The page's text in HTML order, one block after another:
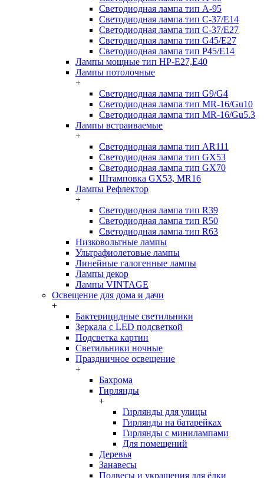
Светодиодная лампа тип A-95
Светодиодная лампа тип C-37/Е14
Светодиодная лампа тип C-37/Е27
Светодиодная лампа тип G45/E27
Светодиодная лампа тип P45/E14
Лампы мощные тип HP-E27,E40
Лампы потолочные
+
Светодиодная лампа тип G9/G4
Светодиодная лампа тип MR-16/Gu10
Светодиодная лампа тип MR-16/Gu5.3
Лампы встраиваемые
+
Светодиодная лампа тип AR111
Светодиодная лампа тип GX53
Светодиодная лампа тип GX70
Штамповка GX53, MR16
Лампы Рефлектор
+
Светодиодная лампа тип R39
Светодиодная лампа тип R50
Светодиодная лампа тип R63
Низковольтные лампы
Ультрафиолетовые лампы
Линейные галогенные лампы
Лампы декор
Лампы VINTAGE
Освещение для дома и дачи
+
Бактерицидные светильники
Зеркала с LED подсветкой
Подсветка картин
Светильники ночные
Праздничное освещение
+
Бахрома
Гирлянды
+
Гирлянды для улицы
Гирлянды на батарейках
Гирлянды с минилампами
Для помещений
Деревья
Занавесы
Подвесы и украшения для ёлки